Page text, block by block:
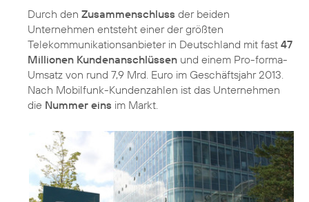
Durch den Zusammenschluss der beiden
Unternehmen entsteht einer der größten
Telekommunikationsanbieter in Deutschland mit fast 47
Millionen Kundenanschlüssen und einem Pro-forma-
Umsatz von rund 7,9 Mrd. Euro im Geschäftsjahr 2013.
Nach Mobilfunk-Kundenzahlen ist das Unternehmen
die Nummer eins im Markt.